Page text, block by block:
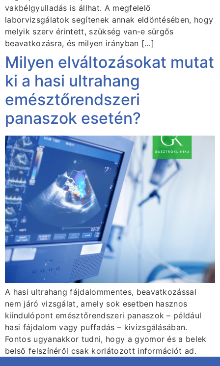
vakbélgyulladás is állhat. A megfelelő
laborvizsgálatok segítenek annak eldöntésében, hogy
melyik szerv érintett, szükség van-e sürgős
beavatkozásra, és milyen irányban […]
Milyen elváltozásokat mutat
ki a hasi ultrahang
emésztőrendszeri
panaszok esetén?
A hasi ultrahang fájdalommentes, beavatkozással
nem járó vizsgálat, amely sok esetben hasznos
kiindulópont emésztőrendszeri panaszok – például
hasi fájdalom vagy puffadás – kivizsgálásában.
Fontos ugyanakkor tudni, hogy a gyomor és a belek
belső felszínéről csak korlátozott információt ad.